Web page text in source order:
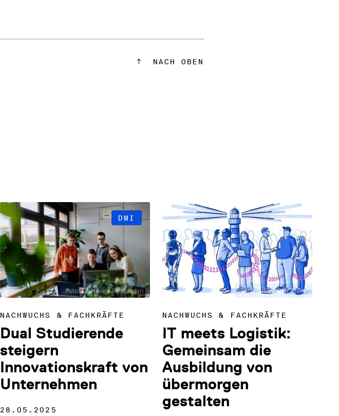
NACH OBEN
Foto: Shanice Allerheiligen
DMI
NACHWUCHS & FACHKRÄFTE
Dual Studierende
steigern
Innovationskraft von
Unternehmen
28.05.2025
Illustration: Olaf Kock
NACHWUCHS & FACHKRÄFTE
IT meets Logistik:
Gemeinsam die
Ausbildung von
übermorgen
gestalten